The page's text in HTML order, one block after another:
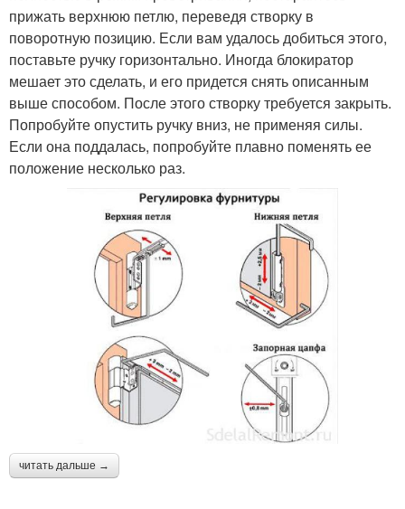
прижать верхнюю петлю, переведя створку в
поворотную позицию. Если вам удалось добиться этого,
поставьте ручку горизонтально. Иногда блокиратор
мешает это сделать, и его придется снять описанным
выше способом. После этого створку требуется закрыть.
Попробуйте опустить ручку вниз, не применяя силы.
Если она поддалась, попробуйте плавно поменять ее
положение несколько раз.
читать дальше →